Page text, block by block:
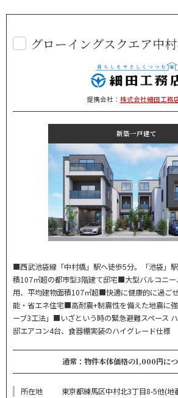
グローイングスクエア中
提携会社： 株式会社細田工務
新築一戸建て
■西武池袋線「中村橋」駅へ徒歩5分。「池袋」
積107㎡超の都市型3階建て邸宅■大型バルコニ
用、平均建物面積107㎡超■快適に健康的に過ご
能・省エネ住宅■高耐震+制震性を備えた地震に
ーブ3工法」■いざという時の緊急避難スペース
邸エアコン4台、食器棚実装のハイグレード仕様
通常：物件本体価格の1,000円に
所在地
東京都練馬区中村北3丁目8-5他(地